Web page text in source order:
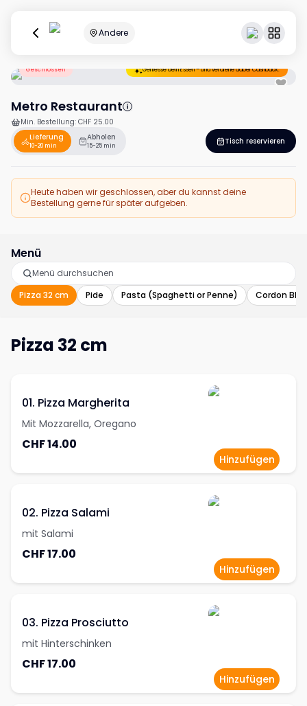
Andere
Geschlossen Geniesse dein Essen – und verdiene dabei Cashback.
Metro Restaurant
Min. Bestellung: CHF 25.00
Lieferung
10-20 min
Abholen
15-25 min Tisch reservieren
Heute haben wir geschlossen, aber du kannst deine
Bestellung gerne für später aufgeben.
Menü
Pizza 32 cm Pide Pasta (Spaghetti or Penne) Cordon
Pizza 32 cm
01. Pizza Margherita
Mit Mozzarella, Oregano
CHF 14.00
Hinzufügen
02. Pizza Salami
mit Salami
CHF 17.00
Hinzufügen
03. Pizza Prosciutto
mit Hinterschinken
CHF 17.00
Hinzufügen